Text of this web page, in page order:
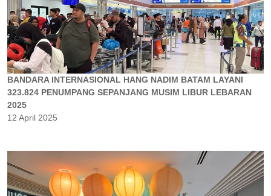
BANDARA INTERNASIONAL HANG NADIM BATAM LAYANI
323.824 PENUMPANG SEPANJANG MUSIM LIBUR LEBARAN
2025
12 April 2025